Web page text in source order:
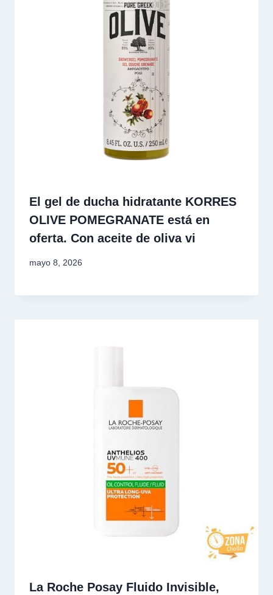
El gel de ducha hidratante KORRES
OLIVE POMEGRANATE está en
oferta. Con aceite de oliva vi
mayo 8, 2026
La Roche Posay Fluido Invisible,